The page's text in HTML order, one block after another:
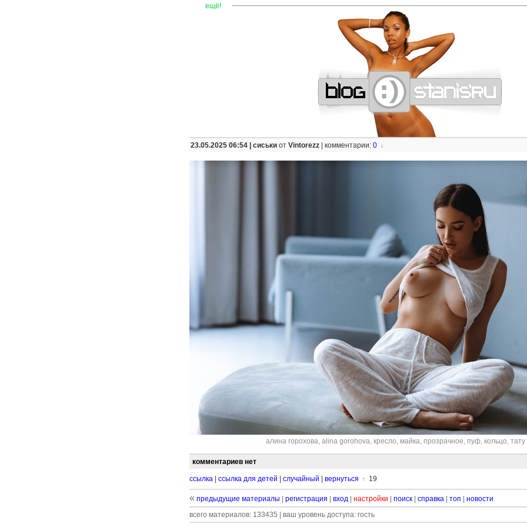
ещё! ———————————————————————————————
23.05.2025 06:54 | сиськи от Vintorezz комментарии: 0 ↓
алина горохова, alina gorohova, кресло, майка, прозрачное, пуф, кольцо, тату
комментариев нет
ссылка ссылка для детей случайный вернуться ↑ 19
« предыдущие материалы регистрация вход настройки поиск справка топ
новости
всего материалов: 133435 | ваш уровень доступа: гость